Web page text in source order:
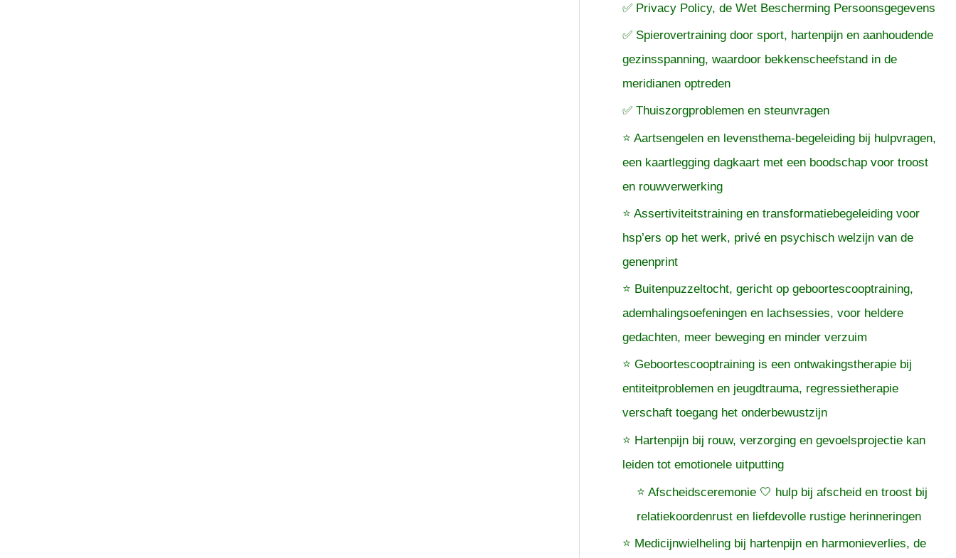
✅ Privacy Policy, de Wet Bescherming Persoonsgegevens
✅ Spierovertraining door sport, hartenpijn en aanhoudende
gezinsspanning, waardoor bekkenscheefstand in de
meridianen optreden
✅ Thuiszorgproblemen en steunvragen
⭐ Aartsengelen en levensthema-begeleiding bij hulpvragen,
een kaartlegging dagkaart met een boodschap voor troost
en rouwverwerking
⭐ Assertiviteitstraining en transformatiebegeleiding voor
hsp’ers op het werk, privé en psychisch welzijn van de
genenprint
⭐ Buitenpuzzeltocht, gericht op geboortescooptraining,
ademhalingsoefeningen en lachsessies, voor heldere
gedachten, meer beweging en minder verzuim
⭐ Geboortescooptraining is een ontwakingstherapie bij
entiteitproblemen en jeugdtrauma, regressietherapie
verschaft toegang het onderbewustzijn
⭐ Hartenpijn bij rouw, verzorging en gevoelsprojectie kan
leiden tot emotionele uitputting
⭐ Afscheidsceremonie 🤍 hulp bij afscheid en troost bij
relatiekoordenrust en liefdevolle rustige herinneringen
⭐ Medicijnwielheling bij hartenpijn en harmonieverlies, de